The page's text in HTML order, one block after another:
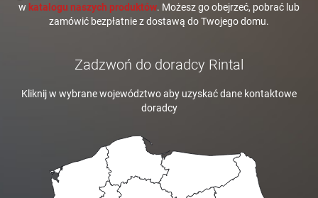
w katalogu naszych produktów. Możesz go obejrzeć, pobrać lub
zamówić bezpłatnie z dostawą do Twojego domu.
Zadzwoń do doradcy Rintal
Kliknij w wybrane województwo aby uzyskać dane kontaktowe
doradcy